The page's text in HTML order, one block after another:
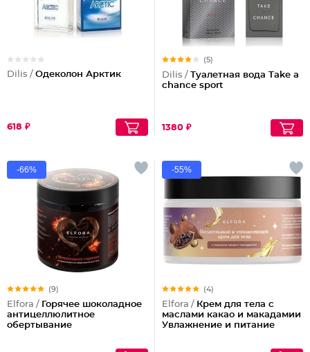
Dilis / Одеколон Арктик
618 ₽
(5)
Dilis / Туалетная вода Take a
chance sport
1380 ₽
-66%
(9)
Elfora / Горячее шоколадное
антицеллюлитное
обертывание
-55%
(4)
Elfora / Крем для тела с
маслами какао и макадамии
Увлажнение и питание